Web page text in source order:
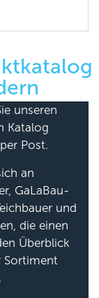
unseren
Katalog
Post.
an
GaLaBau-
und
die einen
Überblick
Sortiment